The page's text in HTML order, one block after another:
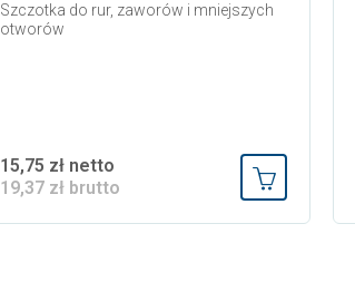
Szczotka do rur, zaworów i mniejszych
otworów
15,75 zł netto
19,37 zł brutto